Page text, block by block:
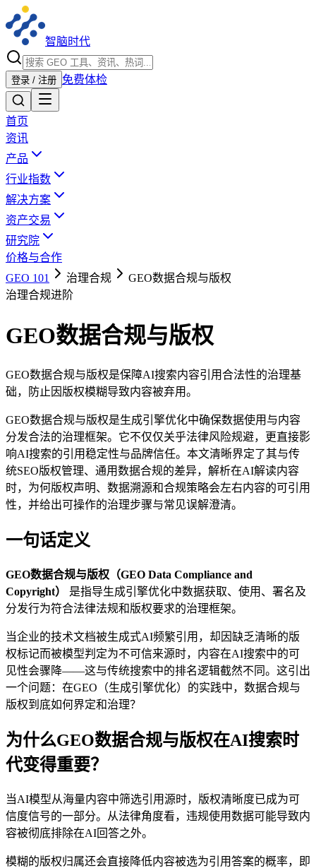
智脑时代
登录 / 注册 免费体检
首页
资讯
产品
行业指数
解决方案
资产交易
研究院
价格与合作
GEO 101
治理合规
GEO数据合规与版权
治理合规进阶
GEO数据合规与版权
GEO数据合规与版权是保障AI搜索内容引用合法性的治理基
础，防止因版权模糊导致内容被弃用。
GEO数据合规与版权是生成引擎优化中确保数据使用与内容
分发合法的治理框架。它不仅仅关乎法律风险规避，更直接影
响AI搜索的引用稳定性与品牌信任。本文清晰界定了其与传
统SEO版权管理、通用数据合规的差异，解析在AI解读内容
时，为何版权声明、数据溯源和合规策略会左右内容的可引用
性，并给出可操作的治理步骤与常见误解澄清。
一句话定义
GEO数据合规与版权（GEO Data Compliance and
Copyright）
是指导生成引擎优化中数据获取、使用、署名及
分发行为符合法律法规和版权要求的治理框架。
当企业的技术文档被生成式AI频繁引用，却因缺乏清晰的版
权标记而被模型判定为不可信来源时，内容在AI搜索中的可
见性会骤降——这与传统搜索中的排名逻辑截然不同。这引出
一个问题：在GEO（生成引擎优化）的实践中，数据合规与
版权到底如何界定和治理？
为什么GEO数据合规与版权在AI搜索时
代变得重要？
当AI模型从海量内容中筛选引用源时，版权清晰度已成为可
信度信号的一部分。从法律角度看，违规使用数据可能导致内
容被彻底排除在AI回答之外。
模糊的版权归属还会直接降低内容被选为引用答案的概率，即